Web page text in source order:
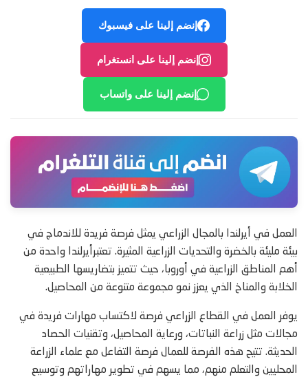
إنضم إلينا على فيسبوك
إنضم إلينا على انستغرام
إنضم إلينا على واتساب
العمل في أيرلندا بالمجال الزراعي يمثل فرصة فريدة للاندماج في
بيئة مليئة بالخضرة والتحديات الزراعية المثيرة. تعتبرأيرلندا واحدة من
أهم المناطق الزراعية في أوروبا، حيث تتميز بتضاريسها الطبيعية
الخلابة والمناخ الذي يعزز نمو مجموعة متنوعة من المحاصيل.
يوفر العمل في القطاع الزراعي فرصة لاكتساب مهارات فريدة في
مجالات مثل زراعة النباتات، ورعاية المحاصيل، وتقنيات الحصاد
الحديثة. تتيح هذه الفرصة للعمال فرصة التفاعل مع علماء الزراعة
المحليين والتعلم منهم، مما يسهم في تطوير مهاراتهم وتوسيع